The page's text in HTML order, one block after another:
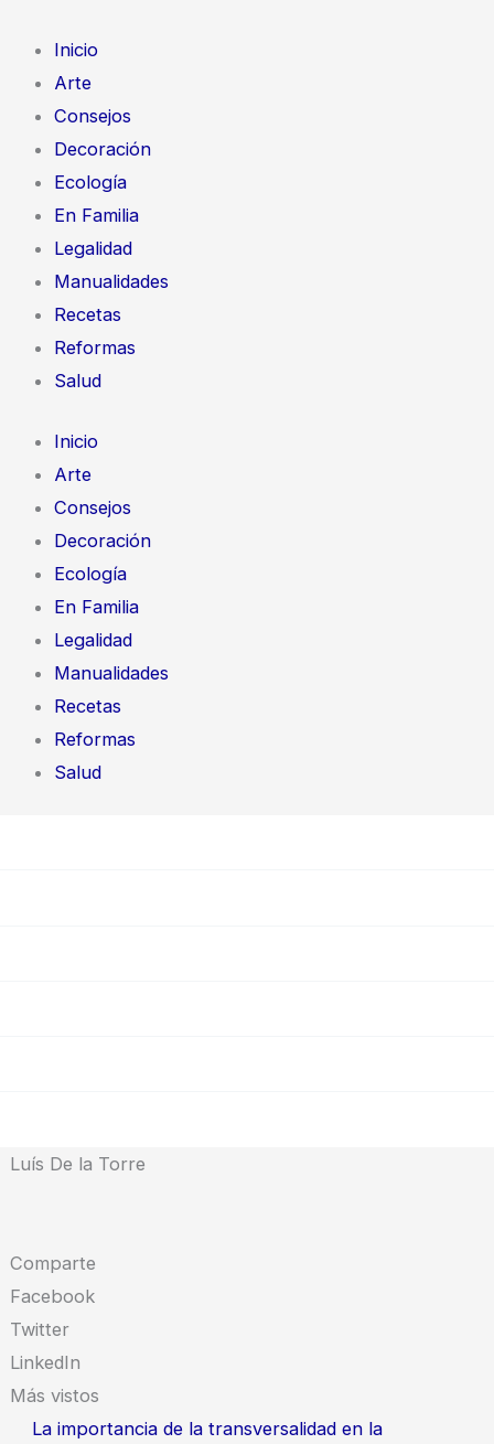
contenido
Inicio
Arte
Consejos
Decoración
Ecología
En Familia
Legalidad
Manualidades
Recetas
Reformas
Salud
Inicio
Arte
Consejos
Decoración
Ecología
En Familia
Legalidad
Manualidades
Recetas
Reformas
Salud
Luís De la Torre
Comparte
Facebook
Twitter
LinkedIn
Más vistos
La importancia de la transversalidad en la